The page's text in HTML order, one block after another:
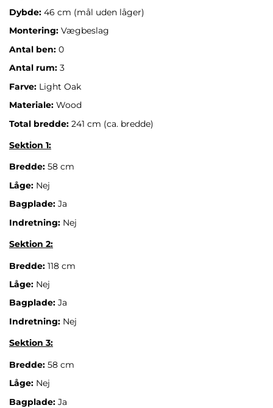
Dybde: 46 cm (mål uden låger)
Montering: Vægbeslag
Antal ben: 0
Antal rum: 3
Farve: Light Oak
Materiale: Wood
Total bredde: 241 cm (ca. bredde)
Sektion 1:
Bredde: 58 cm
Låge: Nej
Bagplade: Ja
Indretning: Nej
Sektion 2:
Bredde: 118 cm
Låge: Nej
Bagplade: Ja
Indretning: Nej
Sektion 3:
Bredde: 58 cm
Låge: Nej
Bagplade: Ja